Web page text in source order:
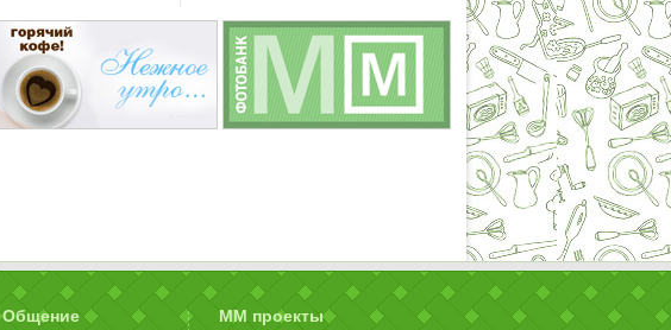
Общение ММ проекты